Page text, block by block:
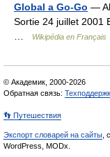
Global a Go-Go —
Sortie 24 juillet 2001
Wikipédia en Français
© Академик, 2000-2026
Обратная связь:
👣 Путешествия
Экспорт словарей на сайты ,
WordPress, MODx.